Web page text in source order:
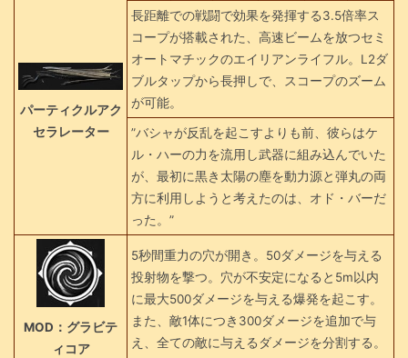
パーティクルアク
セラレーター
長距離での戦闘で効果を発揮する3.5倍率ス
コープが搭載された、高速ビームを放つセミ
オートマチックのエイリアンライフル。L2ダ
ブルタップから長押しで、スコープのズーム
が可能。
”バシャが反乱を起こすよりも前、彼らはケ
ル・ハーの力を流用し武器に組み込んでいた
が、最初に黒き太陽の塵を動力源と弾丸の両
方に利用しようと考えたのは、オド・バーだ
った。”
MOD：グラビテ
ィコア
5秒間重力の穴が開き。50ダメージを与える
投射物を撃つ。穴が不安定になると5m以内
に最大500ダメージを与える爆発を起こす。
また、敵1体につき300ダメージを追加で与
え、全ての敵に与えるダメージを分割する。